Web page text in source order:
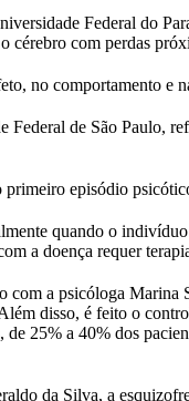
Federal do
com perdas
no comportamento e
de São Paulo,
episódio
quando o
a doença requer
a psicóloga
disso, é feito o
25% a 40% dos
da Silva, a